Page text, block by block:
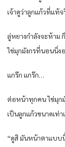
เจ้าดูว่าลูกแก้วที่แท้จ
ลู่หยางกำลังจะห้าม
ไข่มุกมังกรที่นอนนิ่ง
แกร๊ก แกร๊ก…
ต่อหน้าทุกคน ไข่มุก
เป็นลูกแก้วขนาดเท่
“ดูสิ มันหน้าตาแบบ